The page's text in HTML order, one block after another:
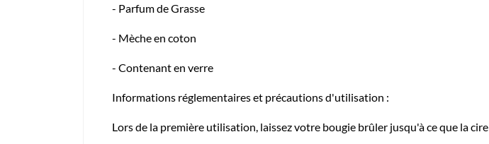
- Parfum de Grasse
- Mèche en coton
- Contenant en verre
Informations réglementaires et précautions d'utilisation :
Lors de la première utilisation, laissez votre bougie brûler jusqu'à ce que la